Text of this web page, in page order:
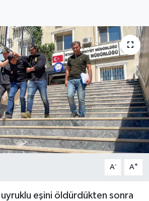
A- A+
uyruklu eşini öldürdükten sonra